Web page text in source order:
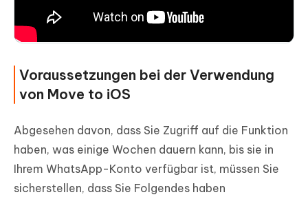
Voraussetzungen bei der Verwendung
von Move to iOS
Abgesehen davon, dass Sie Zugriff auf die Funktion
haben, was einige Wochen dauern kann, bis sie in
Ihrem WhatsApp-Konto verfügbar ist, müssen Sie
sicherstellen, dass Sie Folgendes haben